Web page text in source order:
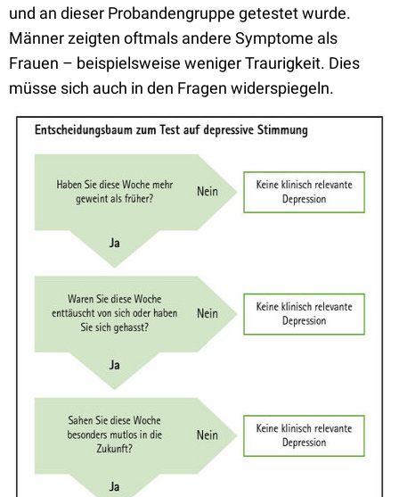
und an dieser Probandengruppe getestet wurde.
Männer zeigten oftmals andere Symptome als
Frauen – beispielsweise weniger Traurigkeit. Dies
müsse sich auch in den Fragen widerspiegeln.